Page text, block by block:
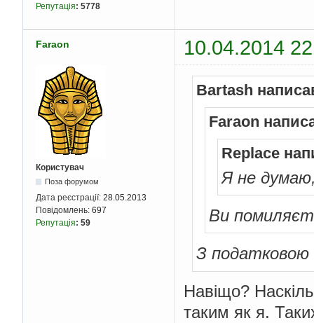
Репутація: 5778
Faraon 10.04.2014
Користувач
Поза форумом
Дата реєстрації: 28.05.2013
Повідомлень: 697
Репутація: 59
Bartash
Faraon
Replace
Я не
Ви
З податковою
Навіщо?
таким як я.